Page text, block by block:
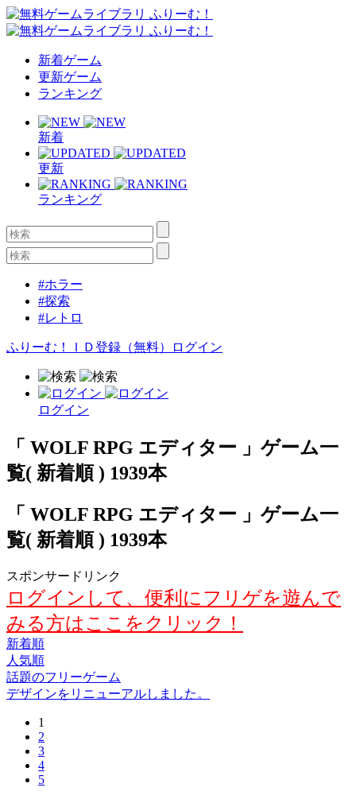
新着ゲーム
更新ゲーム
ランキング
新着
更新
ランキング
#ホラー
#探索
#レトロ
ふりーむ！ＩＤ登録（無料） ログイン
ログイン
「 WOLF RPG エディター 」ゲーム一
覧( 新着順 ) 1939本
「 WOLF RPG エディター 」ゲーム一
覧( 新着順 ) 1939本
スポンサードリンク
ログインして、便利にフリゲを遊んで
みる方はここをクリック！
新着順
人気順
話題のフリーゲーム
デザインをリニューアルしました。
1
2
3
4
5